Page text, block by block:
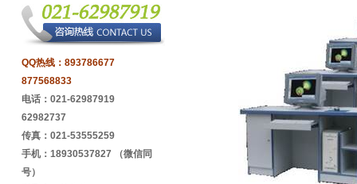
QQ热线： 893786677
877568833
电话：021-62987919
62982737
传真：021-53555259
手机：18930537827 （微信同
号）